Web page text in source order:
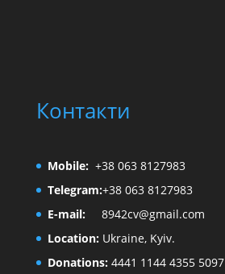
Контакти
Mobile: +38 063 8127983
Telegram:+38 063 8127983
E-mail:
8942cv@gmail.com
Location:Ukraine, Kyiv.
Donations:4441 1144 4355 5097